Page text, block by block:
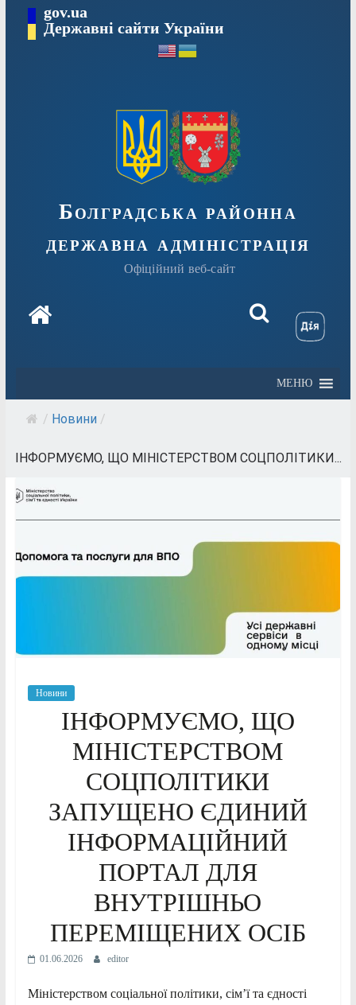
Перейтиgov.ua
Державні сайти України
Болградська районна
державна адміністрація
Офіційний веб-сайт
МЕНЮ
/ Новини /
ІНФОРМУЄМО, ЩО МІНІСТЕРСТВОМ СОЦПОЛІТИКИ...
Новини
ІНФОРМУЄМО, ЩО
МІНІСТЕРСТВОМ
СОЦПОЛІТИКИ
ЗАПУЩЕНО ЄДИНИЙ
ІНФОРМАЦІЙНИЙ
ПОРТАЛ ДЛЯ
ВНУТРІШНЬО
ПЕРЕМІЩЕНИХ ОСІБ
01.06.2026 editor
Міністерством соціальної політики, сім’ї та єдності